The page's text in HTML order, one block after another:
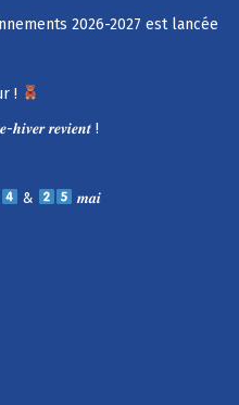
2026-2027 est lancée
!
𝒓𝒆𝒗𝒊𝒆𝒏𝒕 !
& 𝒎𝒂𝒊